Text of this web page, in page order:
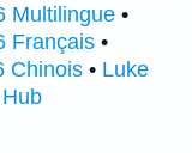
Multilingue •
Français •
Chinois • Luke